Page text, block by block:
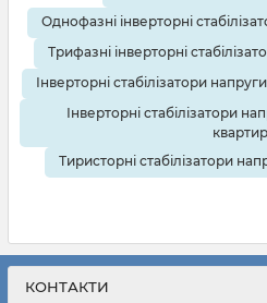
Однофазні інверторні
Трифазні інверторні
Інверторні стабілізатори
Інверторні стабілізатори
Тиристорні стабілізатори
КОНТАКТИ